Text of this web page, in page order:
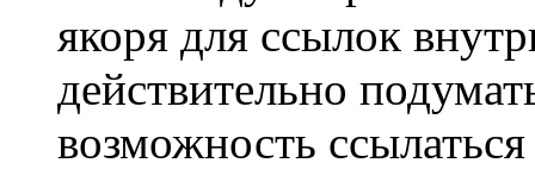
якоря для ссылок
действительно
возможность